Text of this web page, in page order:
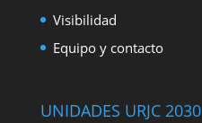
Visibilidad
Equipo y contacto
UNIDADES URJC 2030